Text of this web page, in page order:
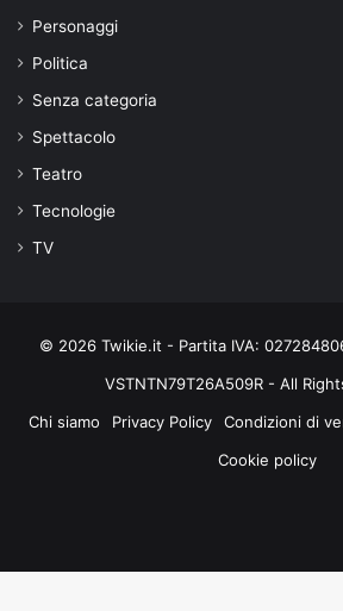
Personaggi
Politica
Senza categoria
Spettacolo
Teatro
Tecnologie
TV
© 2026 Twikie.it - Partita IVA:
VSTNTN79T26A509R - All
Chi siamo
Privacy Policy Condizioni di
Cookie policy